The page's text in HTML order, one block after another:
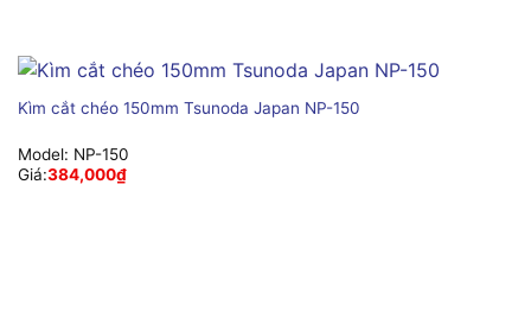
Kìm cắt chéo 150mm Tsunoda Japan NP-150
Model: NP-150
Giá:384,000₫